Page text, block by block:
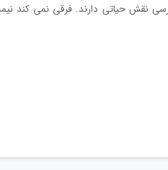
نقش حیاتی دارند. فرقی نمی کند